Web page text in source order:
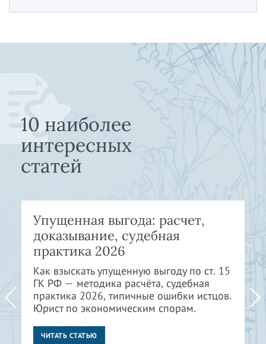
10 наиболее
интересных
статей
Упущенная выгода: расчет,
доказывание, судебная
практика 2026
Как взыскать упущенную выгоду по ст. 15
ГК РФ — методика расчёта, судебная
практика 2026, типичные ошибки истцов.
Юрист по экономическим спорам.
ЧИТАТЬ СТАТЬЮ